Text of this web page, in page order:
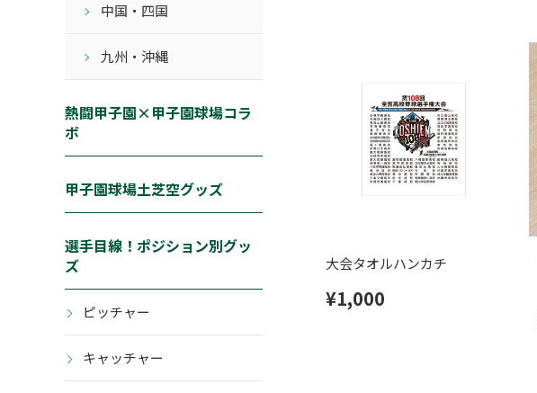
中国・四国
九州・沖縄
熱闘甲子園×甲子園球場コラ
ボ
甲子園球場土芝空グッズ
選手目線！ポジション別グッ
ズ
ピッチャー
キャッチャー
大会タオルハンカチ
¥1,000